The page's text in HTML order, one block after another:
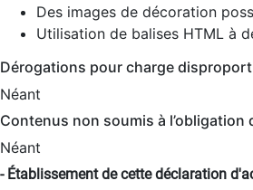
Des images de décoration
Utilisation de balises HTML à
Dérogations pour charge
Néant
Contenus non soumis à l’obligation
Néant
- Établissement de cette déclaration